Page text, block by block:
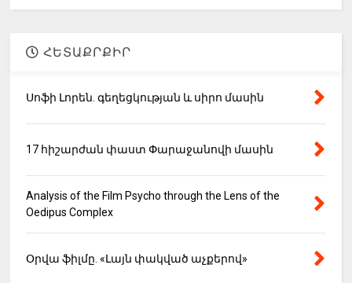
ՀԵՏԱՔՐՔԻՐ
Սոֆի Լորեն. գեղեցկության և սիրո մասին
17 հիշարժան փաստ Փարաջանովի մասին
Analysis of the Film Psycho through the Lens of the
Oedipus Complex
Օրվա ֆիլմը. «Լայն փակված աչքերով»